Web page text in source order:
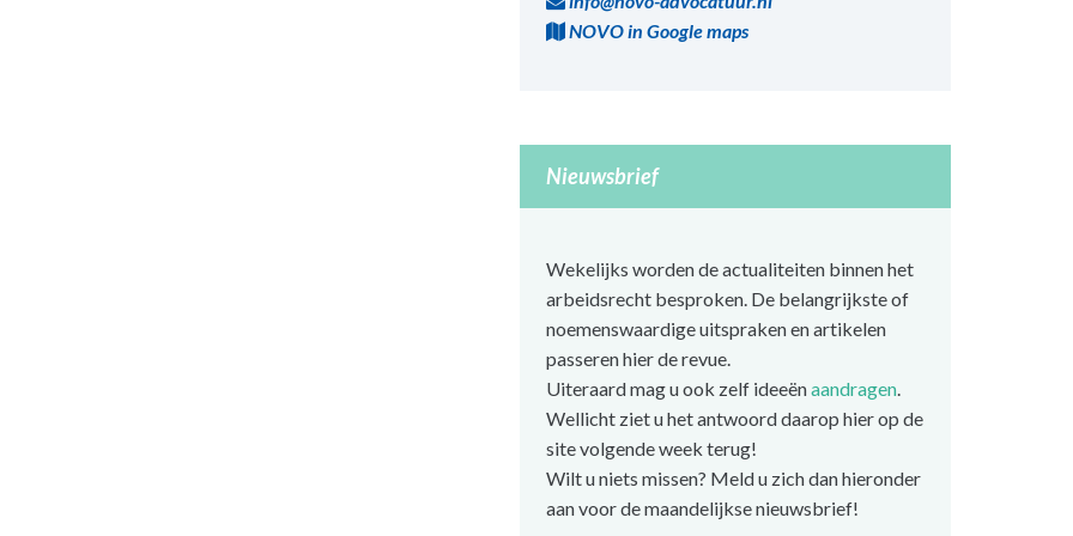
NOVO in Google maps
Nieuwsbrief
Wekelijks worden de actualiteiten binnen het
arbeidsrecht besproken. De belangrijkste of
noemenswaardige uitspraken en artikelen
passeren hier de revue.
Uiteraard mag u ook zelf ideeënaandragen.
Wellicht ziet u het antwoord daarop hier op de
site volgende week terug!
Wilt u niets missen? Meld u zich dan hieronder
aan voor de maandelijkse nieuwsbrief!